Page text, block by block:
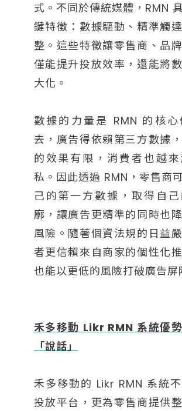
式。不同於傳統媒體，RMN
鍵特徵：數據驅動、精準觸
整。這些特徵讓零售商、品
僅能提升投放效率，還能將
大化。
數據的力量是 RMN 的核
去，廣告得依賴第三方數據
的效果有限，消費者也越
私。因此透過 RMN，零售商
己的第一方數據，取得自
廓，讓廣告更精準的同時也
風險。隨著個資法規的日益
者更信賴來自商家的個性化
也能以更低的風險打破廣告屏
禾多移動 Likr RMN 系統優
「說話」
禾多移動的 Likr RMN 系統
投放平台，更為零售商提供